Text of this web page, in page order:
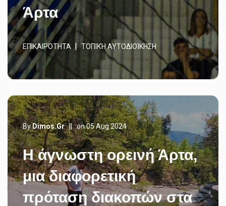
Άρτα
ΕΠΙΚΑΙΡΌΤΗΤΑ ΤΟΠΙΚΉ ΑΥΤΟΔΙΟΊΚΗΣΗ
ByDimos.gr||on 05 Aug 2024
Η άγνωστη ορεινή Άρτα,
μια διαφορετική
πρόταση διακοπών στα